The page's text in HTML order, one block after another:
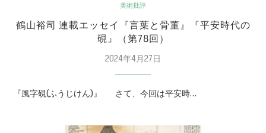
美術批評
鶴山裕司 連載エッセイ『言葉と骨董』『平安時代の
硯』（第78回）
2024年4月27日
『風字硯(ふうじけん)』 さて、今回は平安時…